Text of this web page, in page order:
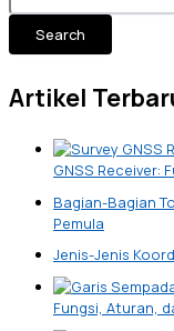
Search
Artikel
GNSS Receiver:
Bagian-Bagian
Pemula
Jenis-Jenis
Fungsi, Aturan,